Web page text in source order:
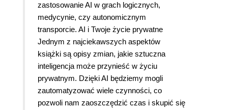
wielu fabrykach wprowadzają automatyzację, a
temu daleko do świetności. Co z tego, że robot
zrobi więcej, kiedy trzeba go stale kontrolować?
Pojazdy bez kierowcow? Pamiętacie park
Jurajski? Samochody stanęły w miejscu
zagrożenia i nieszczęście gotowe. Co prawda nie
staniemy się kolacją tyranozaura, ale zatrzyma Ci
się pojazd na torowisku, nie zdążysz wysiąść i
co? Samochody autonomiczne też mają wady Za
zastosowanie AI w grach logicznych,
medycynie, czy autonomicznym
transporcie. AI i Twoje życie prywatne
Jednym z najciekawszych aspektów
książki są opisy zmian, jakie sztuczna
inteligencja może przynieść w życiu
prywatnym. Dzięki AI będziemy mogli
zautomatyzować wiele czynności, co
pozwoli nam zaoszczędzić czas i skupić się